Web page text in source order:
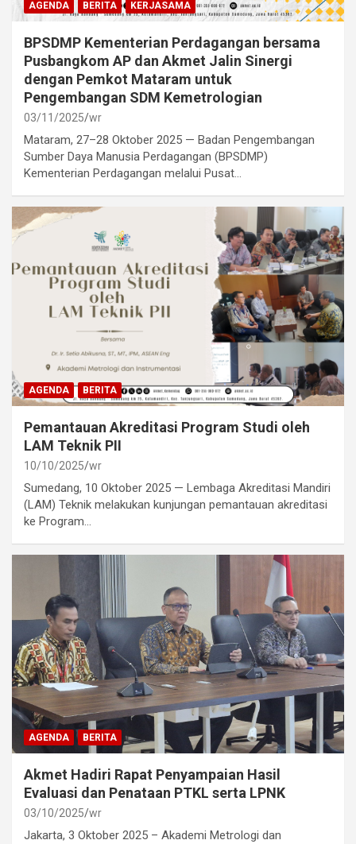
AGENDA BERITA KERJASAMA
BPSDMP Kementerian Perdagangan bersama
Pusbangkom AP dan Akmet Jalin Sinergi
dengan Pemkot Mataram untuk
Pengembangan SDM Kemetrologian
03/11/2025 wr
Mataram, 27–28 Oktober 2025 — Badan Pengembangan
Sumber Daya Manusia Perdagangan (BPSDMP)
Kementerian Perdagangan melalui Pusat…
AGENDA BERITA
Pemantauan Akreditasi Program Studi oleh
LAM Teknik PII
10/10/2025 wr
Sumedang, 10 Oktober 2025 — Lembaga Akreditasi Mandiri
(LAM) Teknik melakukan kunjungan pemantauan akreditasi
ke Program…
AGENDA BERITA
Akmet Hadiri Rapat Penyampaian Hasil
Evaluasi dan Penataan PTKL serta LPNK
03/10/2025 wr
Jakarta, 3 Oktober 2025 – Akademi Metrologi dan